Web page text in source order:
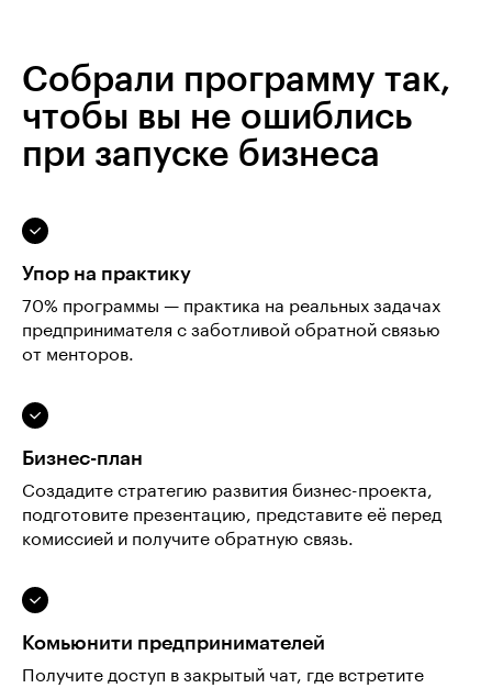
Собрали программу так,
чтобы вы не ошиблись
при запуске бизнеса
Упор на практику
70% программы — практика на реальных задачах
предпринимателя с заботливой обратной связью
от менторов.
Бизнес-план
Создадите стратегию развития бизнес-проекта,
подготовите презентацию, представите её перед
комиссией и получите обратную связь.
Комьюнити предпринимателей
Получите доступ в закрытый чат, где встретите